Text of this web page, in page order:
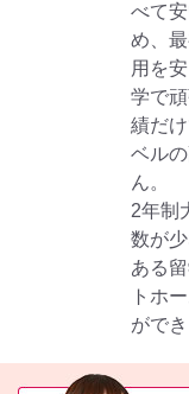
べて
め、
用を
学で
績だ
ベル
ん。
2年制
数が
ある
トホ
ができ